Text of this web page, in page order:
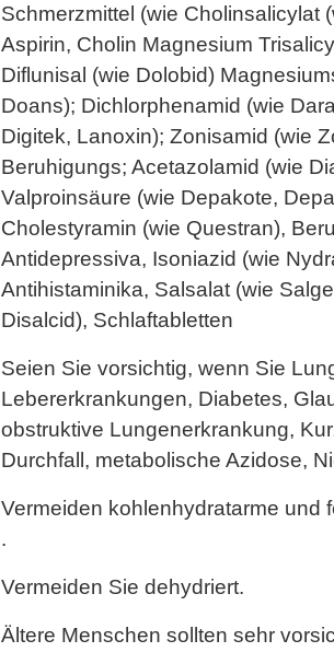
Schmerzmittel (wie Cholinsalicylat
Aspirin, Cholin Magnesium
Diflunisal (wie Dolobid)
Doans); Dichlorphenamid (wie
Digitek, Lanoxin); Zonisamid (wie
Beruhigungs; Acetazolamid (wie
Valproinsäure (wie Depakote,
Cholestyramin (wie Questran),
Antidepressiva, Isoniazid (wie
Antihistaminika, Salsalat (wie
Disalcid), Schlaftabletten
Seien Sie vorsichtig, wenn Sie
Lebererkrankungen, Diabetes,
obstruktive Lungenerkrankung,
Durchfall, metabolische Azidose,
Vermeiden kohlenhydratarme und
.
Vermeiden Sie dehydriert.
Ältere Menschen sollten sehr